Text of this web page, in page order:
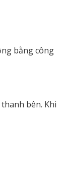
bằng công
bên. Khi